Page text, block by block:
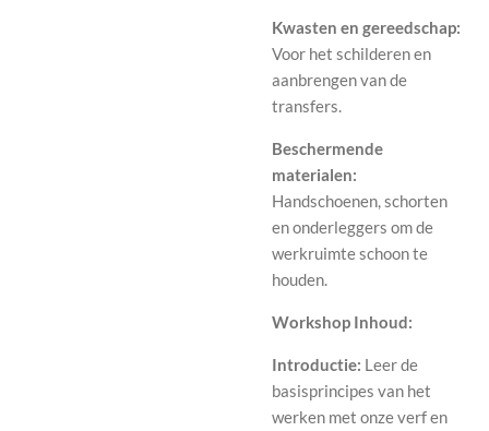
Kwasten en gereedschap:
Voor het schilderen en
aanbrengen van de
transfers.
Beschermende
materialen:
Handschoenen, schorten
en onderleggers om de
werkruimte schoon te
houden.
Workshop Inhoud:
Introductie: Leer de
basisprincipes van het
werken met onze verf en